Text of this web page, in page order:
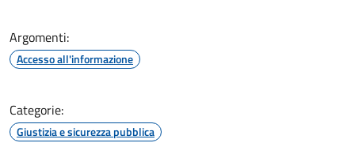
Argomenti:
Accesso all'informazione
Categorie:
Giustizia e sicurezza pubblica